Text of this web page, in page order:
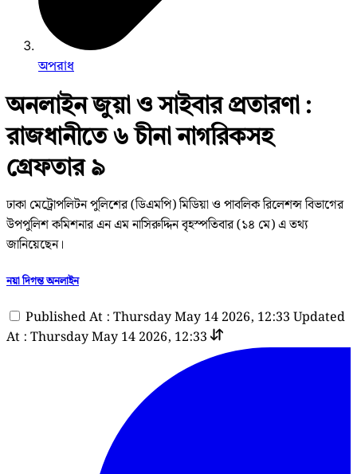
অপরাধ
অনলাইন জুয়া ও সাইবার প্রতারণা :
রাজধানীতে ৬ চীনা নাগরিকসহ
গ্রেফতার ৯
ঢাকা মেট্রোপলিটন পুলিশের (ডিএমপি) মিডিয়া ও পাবলিক রিলেশন্স বিভাগের
উপপুলিশ কমিশনার এন এম নাসিরুদ্দিন বৃহস্পতিবার (১৪ মে) এ তথ্য
জানিয়েছেন।
নয়া দিগন্ত অনলাইন
Published At : Thursday May 14 2026, 12:33 Updated
At : Thursday May 14 2026, 12:33